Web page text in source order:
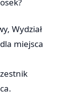
Wydział
miejsca